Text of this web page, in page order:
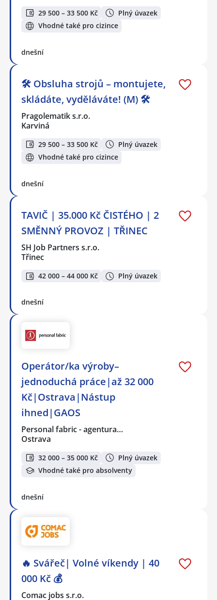
29 500 – 33 500 Kč
Plný úvazek
Vhodné také pro cizince
dnešní
🛠️ Obsluha strojů – montujete,
skládáte, vyděláváte! (M) 🛠️
Pragolematik s.r.o.
Karviná
29 500 – 33 500 Kč
Plný úvazek
Vhodné také pro cizince
dnešní
TAVIČ | 35.000 Kč ČISTÉHO | 2
SMĚNNÝ PROVOZ | TŘINEC
SH Job Partners s.r.o.
Třinec
42 000 – 44 000 Kč Plný úvazek
dnešní
Operátor/ka výroby–
jednoduchá práce|až 32 000
Kč|Ostrava|Nástup
ihned|GAOS
Personal fabric - agentura…
Ostrava
32 000 – 35 000 Kč
Plný úvazek
Vhodné také pro absolventy
dnešní
🔥 Svářeč| Volné víkendy | 40
000 Kč 💰
Comac jobs s.r.o.